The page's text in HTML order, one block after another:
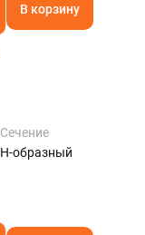
В корзину
Сечение
Н-образный